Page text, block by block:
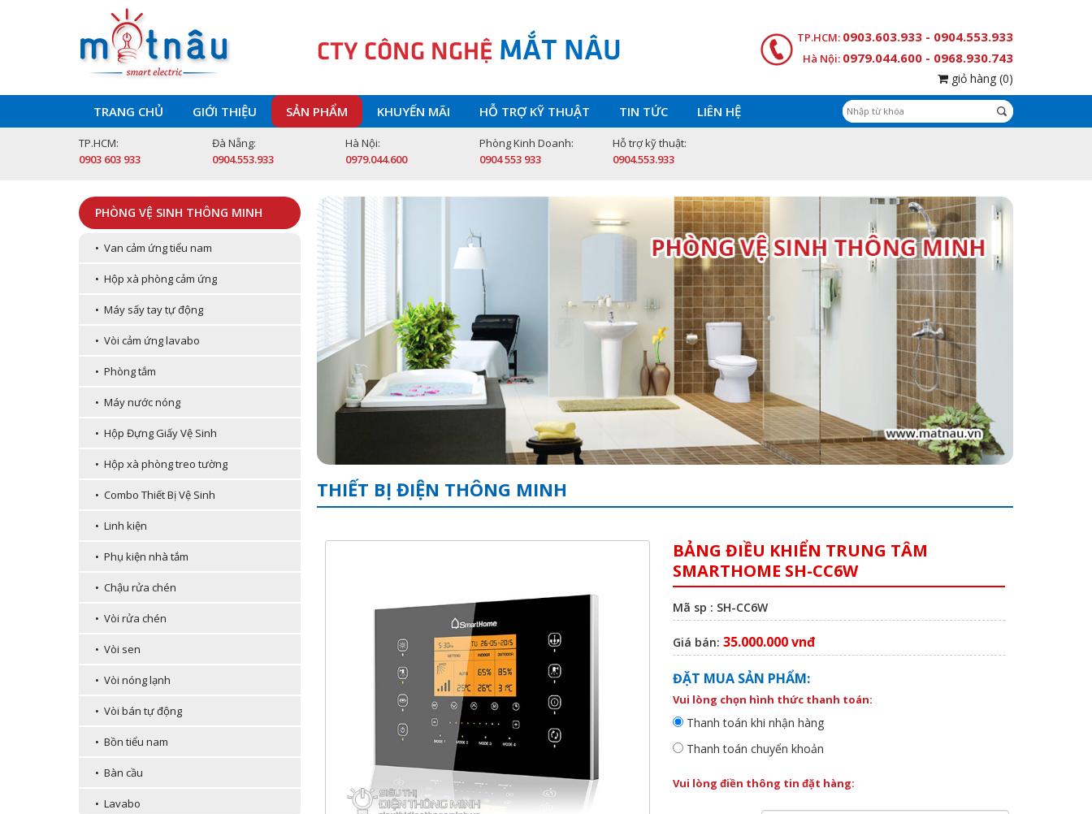
CTY CÔNG NGHỆ MẮT NÂU TP.HCM: 0903.603.933 - 0904.553.933
Hà Nội: 0979.044.600 - 0968.930.743
giỏ hàng (0)
TRANG CHỦ GIỚI THIỆU SẢN PHẨM KHUYẾN MÃI HỖ TRỢ KỸ THUẬT TIN TỨC LIÊN HỆ
TP.HCM:
0903 603 933
Đà Nẵng:
0904.553.933
Hà Nội:
0979.044.600
Phòng Kinh Doanh:
0904 553 933
Hỗ trợ kỹ thuật:
0904.553.933
PHÒNG VỆ SINH THÔNG MINH
• Van cảm ứng tiểu nam
• Hộp xà phòng cảm ứng
• Máy sấy tay tự động
• Vòi cảm ứng lavabo
• Phòng tắm
• Máy nước nóng
• Hộp Đựng Giấy Vệ Sinh
• Hộp xà phòng treo tường
• Combo Thiết Bị Vệ Sinh
• Linh kiện
• Phụ kiện nhà tắm
• Chậu rửa chén
• Vòi rửa chén
• Vòi sen
• Vòi nóng lạnh
• Vòi bán tự động
• Bồn tiểu nam
• Bàn cầu
• Lavabo
THIẾT BỊ ĐIỆN THÔNG MINH
BẢNG ĐIỀU KHIỂN TRUNG TÂM
SMARTHOME SH-CC6W
Mã sp : SH-CC6W
Giá bán:35.000.000 vnđ
ĐẶT MUA SẢN PHẨM:
Vui lòng chọn hình thức thanh toán:
Thanh toán khi nhận hàng
Thanh toán chuyển khoản
Vui lòng điền thông tin đặt hàng: